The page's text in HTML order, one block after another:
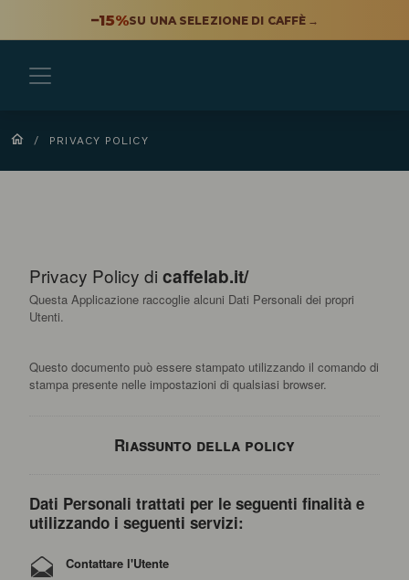
−15%SU UNA SELEZIONE DI CAFFÈ →
/ PRIVACY POLICY
Privacy Policy di caffelab.it/
Questa Applicazione raccoglie alcuni Dati Personali dei propri
Utenti.
Questo documento può essere stampato utilizzando il comando di
stampa presente nelle impostazioni di qualsiasi browser.
Riassunto della policy
Dati Personali trattati per le seguenti finalità e
utilizzando i seguenti servizi:
Contattare l'Utente